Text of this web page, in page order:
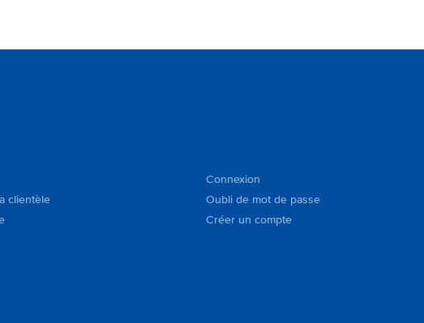
clientèle
Connexion
Oubli de mot de passe
Créer un compte